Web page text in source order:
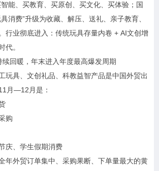
能、买教育、买原创、买文化、买体验；国
消费”升级为收藏、解压、送礼、亲子教育、
行业彻底进入：传统玩具存量内卷 + AI文创增
代。
回暖，年末进入年度最高爆发周期
玩具、文创礼品、科教益智产品是中国外贸出
月—12月是：
购
庆、学生假期消费
年外贸订单集中、采购果断、下单量最大的黄